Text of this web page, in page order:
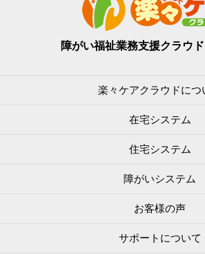
障がい福祉業務支援クラウ
楽々ケアクラウドにつ
在宅システム
住宅システム
障がいシステム
お客様の声
サポートについて